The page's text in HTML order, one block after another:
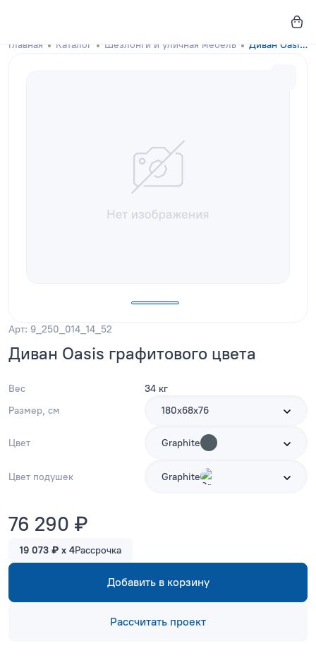
Главная Каталог Шезлонги и уличная мебель Диван Oasis Graphite
Арт: 9_250_014_14_52
Диван Oasis графитового цвета
Вес
34 кг
Размер, см
180х68х76
Цвет Graphite
Цвет подушек Graphite
76 290 ₽
19 073 ₽ x 4Рассрочка
Добавить в корзину
Рассчитать проект